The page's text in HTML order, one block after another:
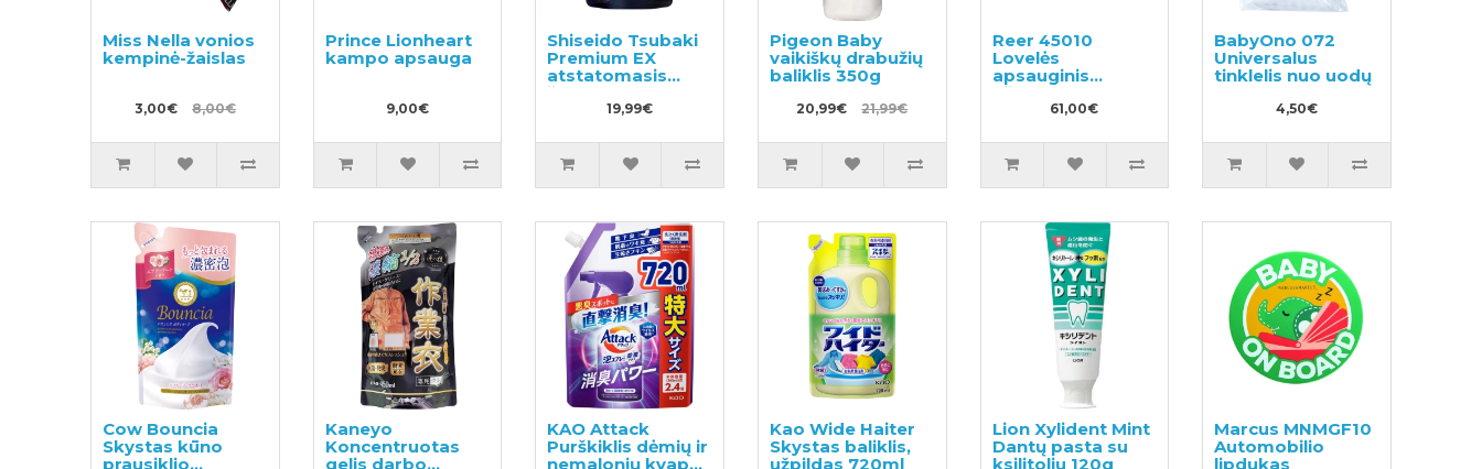
Miss Nella vonios
kempinė-žaislas
3,00€ 8,00€
Prince Lionheart
kampo apsauga
9,00€
Shiseido Tsubaki
Premium EX
atstatomasis
šampūnas
pažeistiems
užpildas 300ml
19,99€
Pigeon Baby
vaikiškų drabužių
baliklis 350g
20,99€ 21,99€
Reer 45010
Lovelės
apsauginis
užtvaras
61,00€
BabyOno 072
Universalus
tinklelis nuo uodų
4,50€
Cow Bouncia
Skystas kūno
prausiklio
Kaneyo
Koncentruotas
gelis darbo
KAO Attack
Purškiklis dėmių ir
nemalonių kvapų
Kao Wide Haiter
Skystas baliklis,
užpildas 720ml
Lion Xylident Mint
Dantų pasta su
ksilitoliu 120g
Marcus MNMGF10
Automobilio
lipdukas